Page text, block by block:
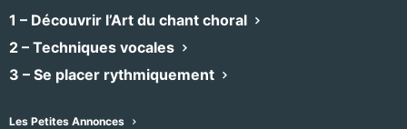
1 – Découvrir l’Art du chant choral
2 – Techniques vocales
3 – Se placer rythmiquement
Les Petites Annonces
Note En Bulles
Jazz, Pop, Chants du monde, Chansons